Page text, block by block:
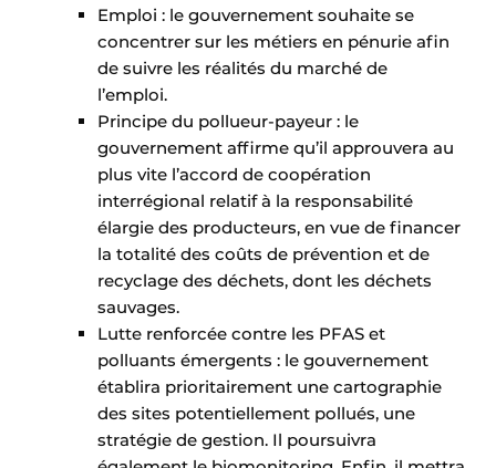
Emploi : le gouvernement souhaite se
concentrer sur les métiers en pénurie afin
de suivre les réalités du marché de
l’emploi.
Principe du pollueur-payeur : le
gouvernement affirme qu’il approuvera au
plus vite l’accord de coopération
interrégional relatif à la responsabilité
élargie des producteurs, en vue de financer
la totalité des coûts de prévention et de
recyclage des déchets, dont les déchets
sauvages.
Lutte renforcée contre les PFAS et
polluants émergents : le gouvernement
établira prioritairement une cartographie
des sites potentiellement pollués, une
stratégie de gestion. Il poursuivra